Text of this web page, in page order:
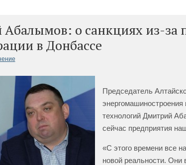
о санкциях из-за
в Донбассе
Председатель
технологий Дмитрий
сейчас предприятия
«С этого времени все
новой реальности. Они